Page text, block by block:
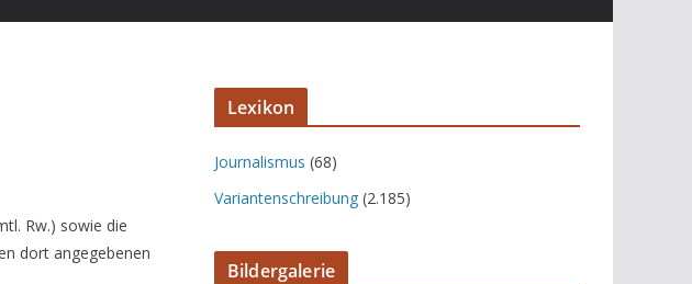
Rw.) sowie die
dort angegebenen
Lexikon
Journalismus (68)
Variantenschreibung (2.185)
Bildergalerie